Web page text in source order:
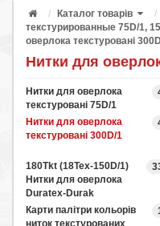
Каталог товарів
текстурированные 75D/1,
оверлока текстуровані
Нитки для
Нитки для оверлока
текстуровані 75D/1
Нитки для оверлока
текстуровані 300D/1
180Tkt (18Tex-150D/1)
Нитки для оверлока
Duratex-Durak
Карти палітри кольорів
ниток текстурованих